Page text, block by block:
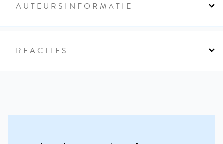
AUTEURSINFORMATIE
REACTIES